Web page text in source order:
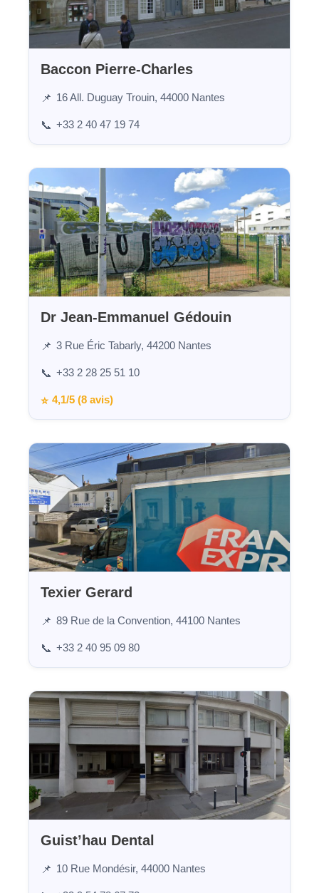
Baccon Pierre-Charles
📌 16 All. Duguay Trouin, 44000 Nantes
📞 +33 2 40 47 19 74
Dr Jean-Emmanuel Gédouin
📌 3 Rue Éric Tabarly, 44200 Nantes
📞 +33 2 28 25 51 10
⭐ 4,1/5 (8 avis)
Texier Gerard
📌 89 Rue de la Convention, 44100 Nantes
📞 +33 2 40 95 09 80
Guist’hau Dental
📌 10 Rue Mondésir, 44000 Nantes